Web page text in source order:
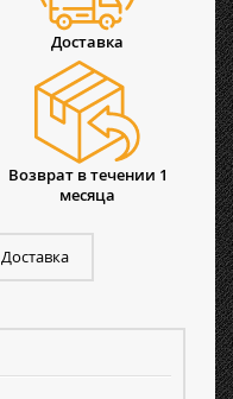
Доставка
Возврат в течении 1
месяца
Доставка